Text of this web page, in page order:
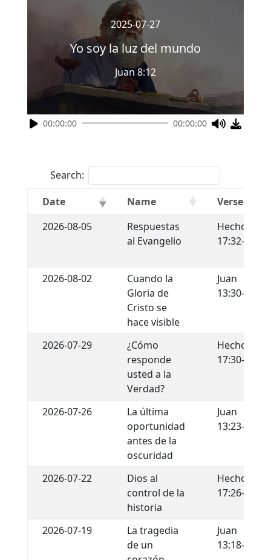
2025-07-27
Yo soy la luz del mundo
Juan 8:12
00:00:00 00:00:00
Search:
Date
Name
Verse
2026-08-05
Respuestas
al Evangelio
Hechos
17:32-34
2026-08-02
Cuando la
Gloria de
Cristo se
hace visible
Juan
13:30-35
2026-07-29
¿Cómo
responde
usted a la
Verdad?
Hechos
17:30-31
2026-07-26
La última
oportunidad
antes de la
oscuridad
Juan
13:23-30
2026-07-22
Dios al
control de la
historia
Hechos
17:26-29
2026-07-19
La tragedia
de un
Juan
13:18-22